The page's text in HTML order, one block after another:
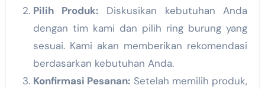
Pilih Produk: Diskusikan kebutuhan Anda
dengan tim kami dan pilih ring burung yang
sesuai. Kami akan memberikan rekomendasi
berdasarkan kebutuhan Anda.
Konfirmasi Pesanan: Setelah memilih produk,